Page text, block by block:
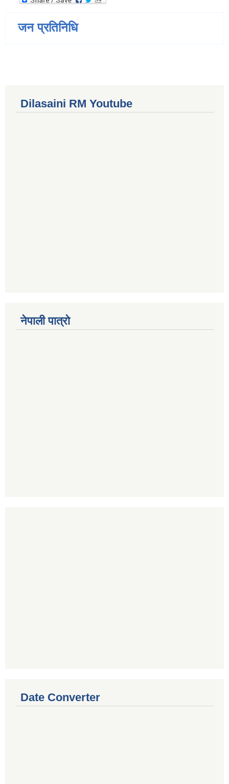
जन प्रतिनिधि
Dilasaini RM Youtube
नेपाली पात्रो
Date Converter